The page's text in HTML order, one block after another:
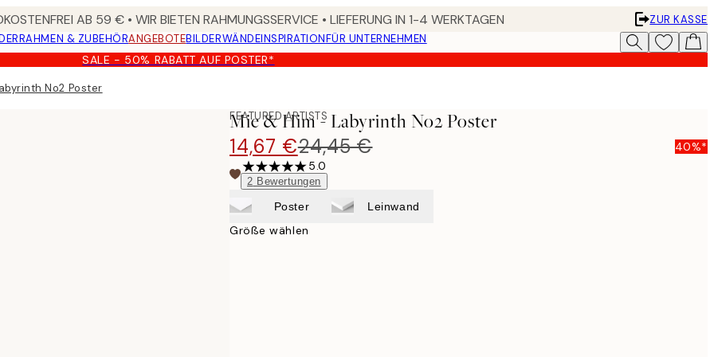
AB 59 € • WIR BIETEN RAHMUNGSSERVICE • LIEFERUNG IN 1-4 WERKTAGEN
ZUR KASSE
RAHMEN & ZUBEHÖRANGEBOTEBILDERWÄNDEINSPIRATIONFÜR UNTERNEHMEN
SALE - 50% RABATT AUF POSTER*
No2 Poster
FEATURED ARTISTS
Mie & Him - Labyrinth No2 Poster
14,67 €24,45 €
40%*
5.0
2 Bewertungen
Poster Leinwand
Größe wählen